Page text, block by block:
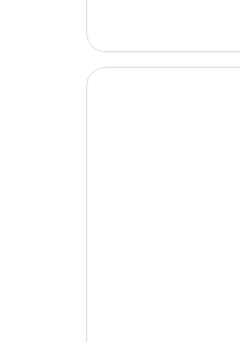
ไซส์
2
ห้อง
สวี
ท,